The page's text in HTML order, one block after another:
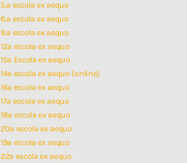
5.ª escola ex aequo
6.ª escola ex aequo
9.ª escola ex aequo
12ª escola ex aequo
15ª Escola ex aequo
14ª escola ex aequo (online)
16ª escola ex aequo
17ª escola ex aequo
18ª escola ex aequo
20ª escola ex aequo
19ª escola ex aequo
22ª escola ex aequo